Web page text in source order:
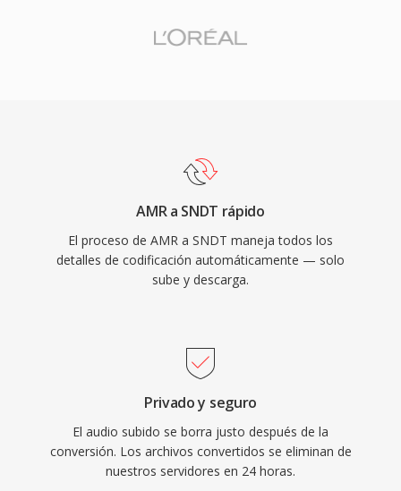
AMR a SNDT rápido
El proceso de AMR a SNDT maneja todos los
detalles de codificación automáticamente — solo
sube y descarga.
Privado y seguro
El audio subido se borra justo después de la
conversión. Los archivos convertidos se eliminan de
nuestros servidores en 24 horas.